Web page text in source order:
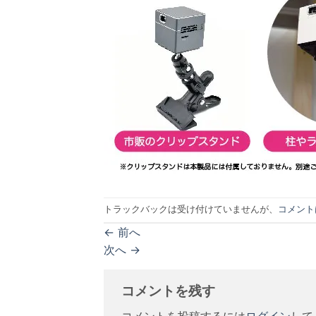
トラックバックは受け付けていませんが、 コメン
← 前へ
次へ →
コメントを残す